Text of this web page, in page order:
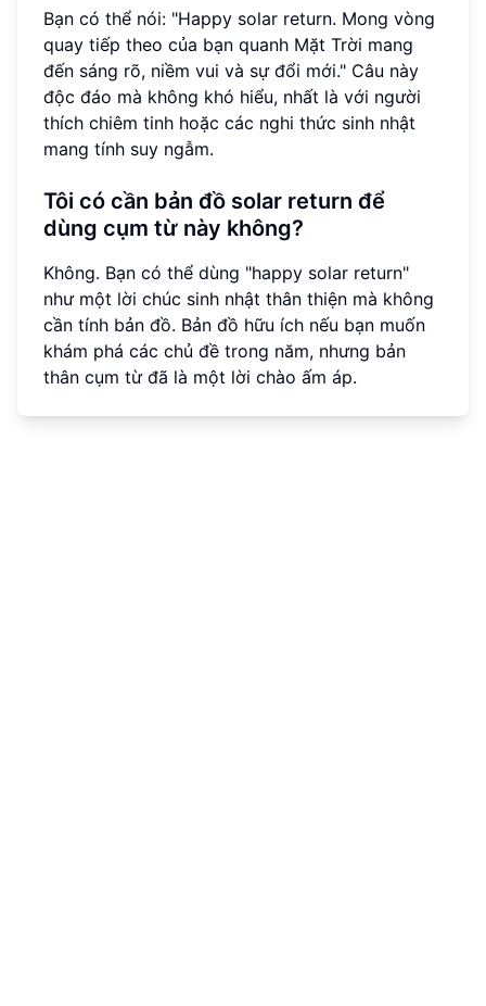
Bạn có thể nói: "Happy solar return. Mong vòng
quay tiếp theo của bạn quanh Mặt Trời mang
đến sáng rõ, niềm vui và sự đổi mới." Câu này
độc đáo mà không khó hiểu, nhất là với người
thích chiêm tinh hoặc các nghi thức sinh nhật
mang tính suy ngẫm.
Tôi có cần bản đồ solar return để
dùng cụm từ này không?
Không. Bạn có thể dùng "happy solar return"
như một lời chúc sinh nhật thân thiện mà không
cần tính bản đồ. Bản đồ hữu ích nếu bạn muốn
khám phá các chủ đề trong năm, nhưng bản
thân cụm từ đã là một lời chào ấm áp.